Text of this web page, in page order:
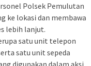
Polsek Pemulutan
ke lokasi dan membawa
lebih lanjut.
satu unit telepon
satu unit sepeda